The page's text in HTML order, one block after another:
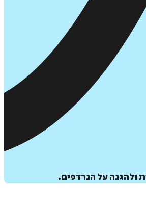
ולהגנה על הנרדפים.